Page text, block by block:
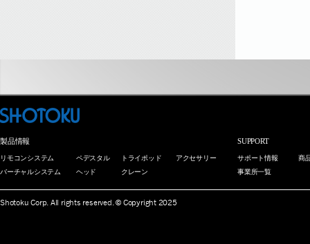
製品情報
リモコンシステム
バーチャルシステム
ペデスタル
ヘッド
トライポッド
クレーン
アクセサリー
SUPPORT
サポート情報
事業所一覧
商
Shotoku Corp. All rights reserved. © Copyright 2025